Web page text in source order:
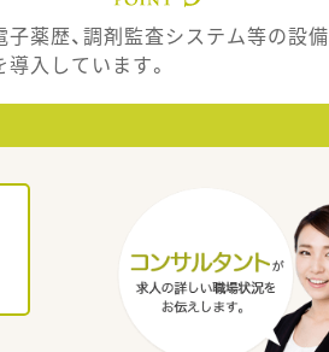
子薬歴、調剤監査システム等の設備
導入しています。